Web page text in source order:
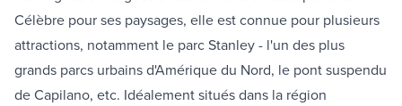
Célèbre pour ses paysages, elle est connue pour plusieurs
attractions, notamment le parc Stanley - l'un des plus
grands parcs urbains d'Amérique du Nord, le pont suspendu
de Capilano, etc. Idéalement situés dans la région